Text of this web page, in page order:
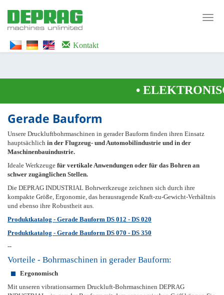
WTG9QS7C" height="0" width="0" style="display:none;visibility:hidden">
</iframe></noscript>
Kontakt
Gerade Bauform
Unsere Druckluftbohrmaschinen in gerader Bauform finden ihren Einsatz
hauptsächlich in der Flugzeug- und Automobilindustrie und in der
Maschinenbauindustrie.
Ideale Werkzeuge für vertikale Anwendungen oder für das Bohren an
schwer zugänglichen Stellen.
Die DEPRAG INDUSTRIAL Bohrwerkzeuge zeichnen sich durch ihre
kompakte Größe, Ergonomie, das herausragende Kraft-zu-Gewicht-Verhältnis
und ebenso ihre Robustheit aus.
Produktkatalog - Gerade Bauform DS 012 - DS 020
Produktkatalog - Gerade Bauform DS 070 - DS 350
--
Vorteile - Bohrmaschinen in gerader Bauform:
Ergonomisch
Mit unseren vibrationsarmen Druckluft-Bohrmaschinen DEPRAG